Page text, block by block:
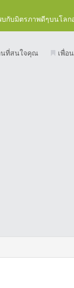
กับมิตรภาพดีๆบนโล
นที่สนใจคุณ เพื่อ